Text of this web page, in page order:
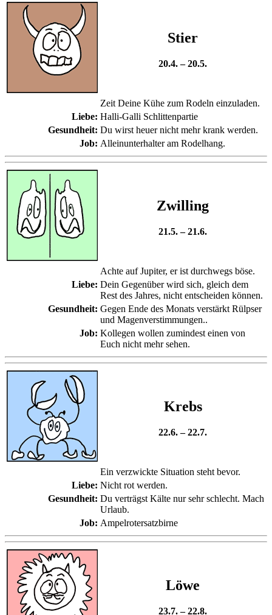
Stier
20.4. – 20.5.
Zeit Deine Kühe zum Rodeln einzuladen.
Liebe: Halli-Galli Schlittenpartie
Gesundheit: Du wirst heuer nicht mehr krank werden.
Job: Alleinunterhalter am Rodelhang.
Zwilling
21.5. – 21.6.
Achte auf Jupiter, er ist durchwegs böse.
Liebe: Dein Gegenüber wird sich, gleich dem
Rest des Jahres, nicht entscheiden können.
Gesundheit: Gegen Ende des Monats verstärkt Rülpser
und Magenverstimmungen..
Job: Kollegen wollen zumindest einen von
Euch nicht mehr sehen.
Krebs
22.6. – 22.7.
Ein verzwickte Situation steht bevor.
Liebe: Nicht rot werden.
Gesundheit: Du verträgst Kälte nur sehr schlecht. Mach
Urlaub.
Job: Ampelrotersatzbirne
Löwe
23.7. – 22.8.